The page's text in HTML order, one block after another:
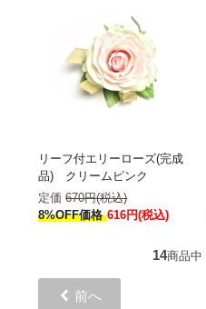
リーフ付エリーローズ(完成
品) クリームピンク
定価670円(税込)
8%OFF価格 616円(税込)
14商品中
前へ